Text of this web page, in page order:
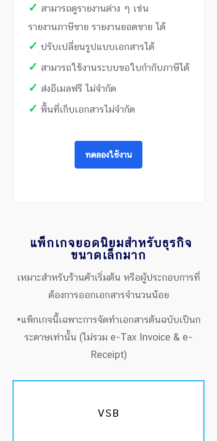
✓ สามารถดูรายงานต่าง ๆ เช่น
รายงานภาษีขาย รายงานยอดขาย ได้
✓ ปรับเปลี่ยนรูปแบบเอกสารได้
✓ สามารถใช้งานระบบขอใบกำกับภาษีได้
✓ ส่งอีเมลฟรี ไม่จำกัด
✓ พื้นที่เก็บเอกสารไม่จำกัด
ทดลองใช้งาน
แพ็กเกจยอดนิยมสำหรับธุรกิจ
ขนาดเล็กมาก
เหมาะสำหรับร้านค้าเริ่มต้น หรือผู้ประกอบการที่
ต้องการออกเอกสารจำนวนน้อย
*แพ็กเกจนี้เฉพาะการจัดทำเอกสารต้นฉบับเป็นก
ระดาษเท่านั้น (ไม่รวม e-Tax Invoice & e-
Receipt)
VSB